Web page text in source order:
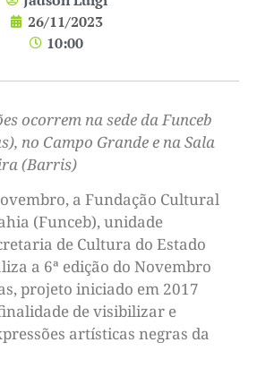
26/11/2023
10:00
ocorrem na sede da Funceb
no Campo Grande e na Sala
(Barris)
a Fundação Cultural
(Funceb), unidade
de Cultura do Estado
a 6ª edição do Novembro
projeto iniciado em 2017
de visibilizar e
artísticas negras da